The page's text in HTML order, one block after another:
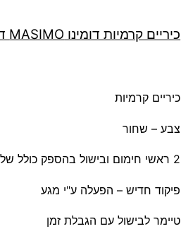
כיריים קרמיות דומינו MASIMO דגם LAV6200
כיריים קרמיות
צבע – שחור
2 ראשי חימום ובישול בהספק כולל של 3000 וואט משטח זכוכית ברוחב כ 30- ס"מ
פיקוד חדיש – הפעלה ע"י מגע
טיימר לבישול עם הגבלת זמן